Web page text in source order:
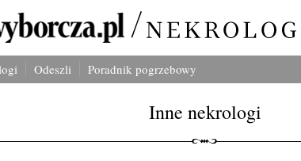
Odeszli Poradnik pogrzebowy
Inne nekrologi